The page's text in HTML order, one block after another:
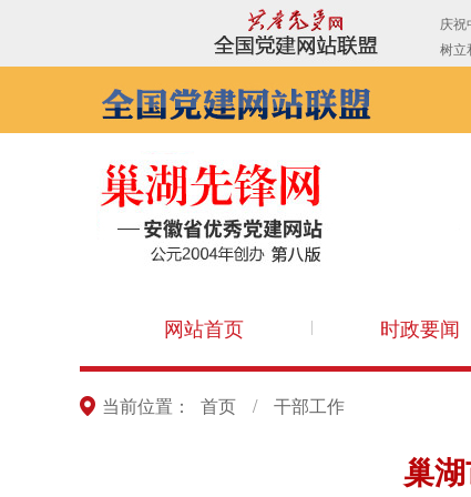
网站首页 时政要闻
当前位置： 首页 / 干部工作
巢